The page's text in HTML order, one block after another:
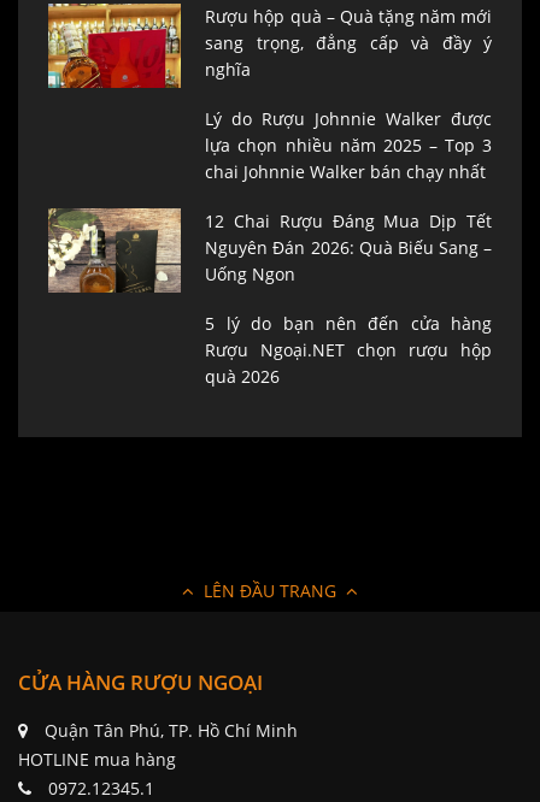
Rượu hộp quà – Quà tặng năm mới
sang trọng, đẳng cấp và đầy ý
nghĩa
Lý do Rượu Johnnie Walker được
lựa chọn nhiều năm 2025 – Top 3
chai Johnnie Walker bán chạy nhất
12 Chai Rượu Đáng Mua Dịp Tết
Nguyên Đán 2026: Quà Biếu Sang –
Uống Ngon
5 lý do bạn nên đến cửa hàng
Rượu Ngoại.NET chọn rượu hộp
quà 2026
LÊN ĐẦU TRANG
CỬA HÀNG RƯỢU NGOẠI
Quận Tân Phú, TP. Hồ Chí Minh
HOTLINE mua hàng
0972.12345.1